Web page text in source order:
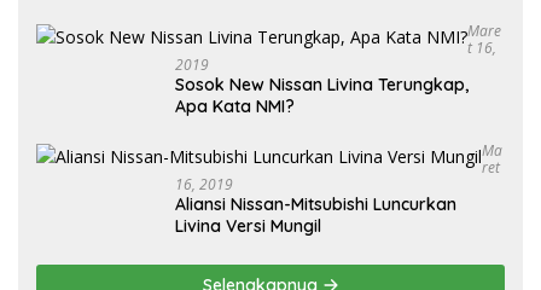
Mare
T 16,
2019
Sosok New Nissan Livina Terungkap,
Apa Kata NMI?
Ma
Ret
16, 2019
Aliansi Nissan-Mitsubishi Luncurkan
Livina Versi Mungil
Selengkapnya